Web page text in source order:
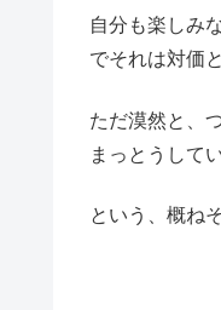
自分も楽しみ
でそれは対価
ただ漠然と、
まっとうして
という、概ね